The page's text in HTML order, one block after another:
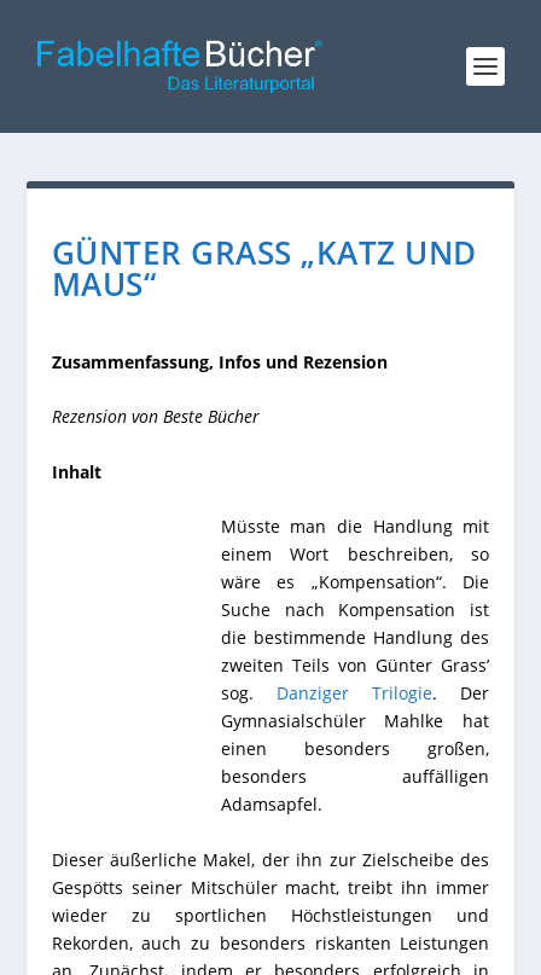
GÜNTER GRASS „KATZ UND
MAUS“
Zusammenfassung, Infos und Rezension
Rezension von Beste Bücher
Inhalt
Müsste man die Handlung mit
einem Wort beschreiben, so
wäre es „Kompensation“. Die
Suche nach Kompensation ist
die bestimmende Handlung des
zweiten Teils von Günter Grass’
sog. Danziger Trilogie. Der
Gymnasialschüler Mahlke hat
einen besonders großen,
besonders auffälligen
Adamsapfel.
Dieser äußerliche Makel, der ihn zur Zielscheibe des
Gespötts seiner Mitschüler macht, treibt ihn immer
wieder zu sportlichen Höchstleistungen und
Rekorden, auch zu besonders riskanten Leistungen
an. Zunächst, indem er besonders erfolgreich in